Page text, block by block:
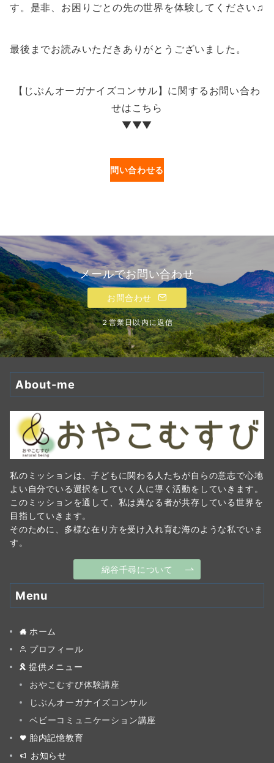
す。是非、お困りごとの先の世界を体験してください♫
最後までお読みいただきありがとうございました。
【じぶんオーガナイズコンサル】に関するお問い合わ
せはこちら
▼▼▼
問い合わせる
メールでお問い合わせ
お問合わせ
２営業日以内に返信
About-me
私のミッションは、子どもに関わる人たちが自らの意志で心地
よい自分でいる選択をしていく人に導く活動をしていきます。
このミッションを通して、私は異なる者が共存している世界を
目指していきます。
そのために、多様な在り方を受け入れ育む海のような私でいま
す。
綿谷千尋について
Menu
ホーム
プロフィール
提供メニュー
おやこむすび体験講座
じぶんオーガナイズコンサル
ベビーコミュニケーション講座
胎内記憶教育
お知らせ